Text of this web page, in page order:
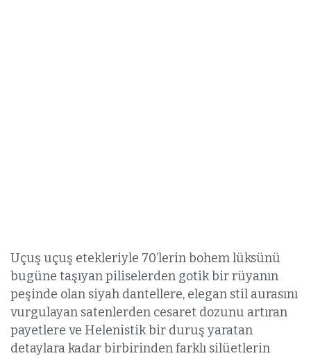
Uçuş uçuş etekleriyle 70’lerin bohem lüksünü
bugüne taşıyan piliselerden gotik bir rüyanın
peşinde olan siyah dantellere, elegan stil aurasını
vurgulayan satenlerden cesaret dozunu artıran
payetlere ve Helenistik bir duruş yaratan
detaylara kadar birbirinden farklı silüetlerin